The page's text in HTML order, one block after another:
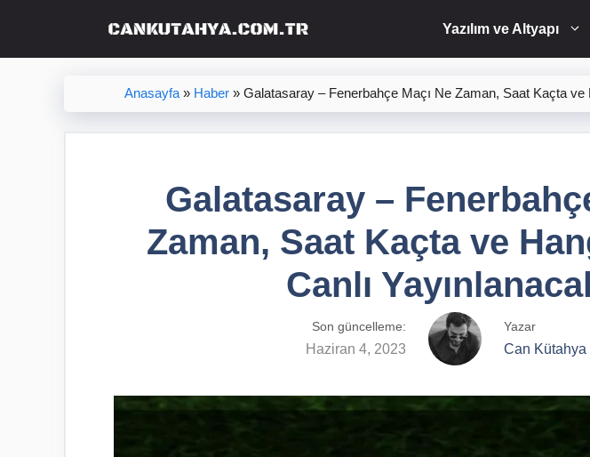
Yazılım ve Altyapı
Anasayfa» Haber» Galatasaray – Fenerbahçe Maçı Ne Zaman, Saat Kaçta ve
Galatasaray –
Zaman, Saat Kaçta ve
Canlı
Son güncelleme:
Haziran 4, 2023
Yazar
Can Kütahya